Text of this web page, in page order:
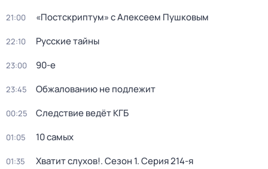
21:00 «Постскриптум» с Алексеем Пушковым
22:10 Русские тайны
23:00 90-е
23:45 Обжалованию не подлежит
00:25 Следствие ведёт КГБ
01:05 10 самых
01:35 Хватит слухов!. Сезон 1. Серия 214-я